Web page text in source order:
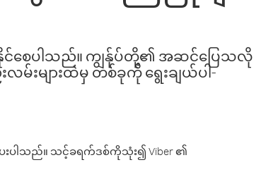
ာနိုင်စေပါသည်။ ကျွန်ုပ်တို့၏ အဆင်ပြေသလို
မ်းများထဲမှ တစ်ခုကို ရွေးချယ်ပါ-
ါသည်။ သင့်ခရက်ဒစ်ကိုသုံး၍ Viber ၏